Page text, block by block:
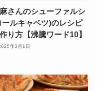
さんのシューファルシ
ールキャベツ)のレシピ
り方【沸騰ワード10】
年3月1日